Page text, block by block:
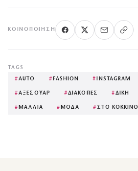
ΚΟΙΝΟΠΟΊΗΣΗ
TAGS
#AUTO # FASHION # INSTAGRAM
#ΑΞΕΣΟΥΑΡ #ΔΙΑΚΟΠΕΣ #ΔΙΚΗ
# ΜΑΛΛΙΑ # ΜΟΔΑ # ΣΤΟ ΚΟΚΚΙΝΟ